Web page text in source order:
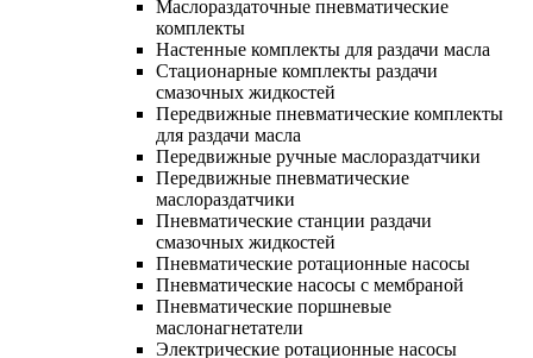
Маслораздаточные пневматические
комплекты
Настенные комплекты для раздачи масла
Стационарные комплекты раздачи
смазочных жидкостей
Передвижные пневматические комплекты
для раздачи масла
Передвижные ручные маслораздатчики
Передвижные пневматические
маслораздатчики
Пневматические станции раздачи
смазочных жидкостей
Пневматические ротационные насосы
Пневматические насосы с мембраной
Пневматические поршневые
маслонагнетатели
Электрические ротационные насосы